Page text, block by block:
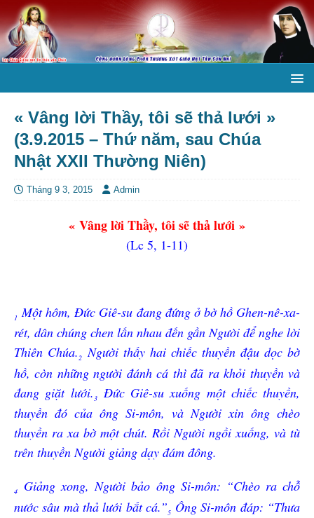
« Vâng lời Thầy, tôi sẽ thả lưới »
(3.9.2015 – Thứ năm, sau Chúa
Nhật XXII Thường Niên)
Tháng 9 3, 2015 Admin
« Vâng lời Thầy, tôi sẽ thả lưới »
(Lc 5, 1-11)
1 Một hôm, Đức Giê-su đang đứng ở bờ hồ Ghen-nê-xa-
rét, dân chúng chen lấn nhau đến gần Người để nghe lời
Thiên Chúa. 2 Người thấy hai chiếc thuyền đậu dọc bờ
hồ, còn những người đánh cá thì đã ra khỏi thuyền và
đang giặt lưới. 3Đức Giê-su xuống một chiếc thuyền,
thuyền đó của ông Si-môn, và Người xin ông chèo
thuyền ra xa bờ một chút. Rồi Người ngồi xuống, và từ
trên thuyền Người giảng dạy đám đông.
4
Giảng xong, Người bảo ông Si-môn: “Chèo ra chỗ
nước sâu mà thả lưới bắt cá.”5Ông Si-môn đáp: “Thưa